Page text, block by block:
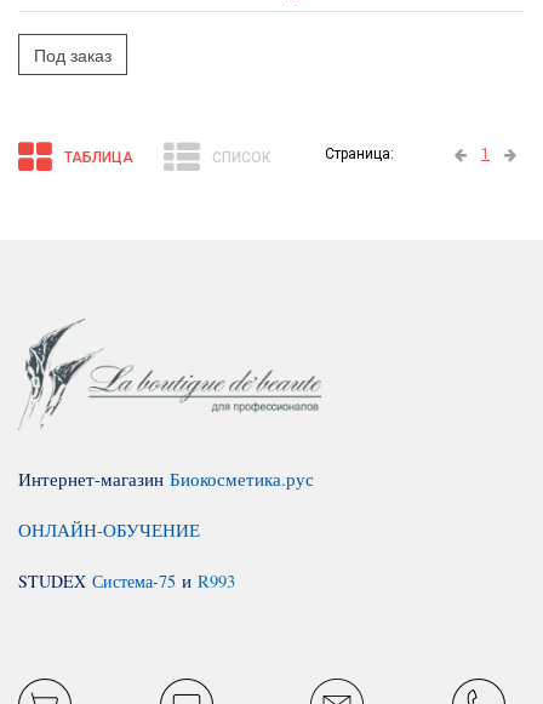
Под заказ
ТАБЛИЦА СПИСОК Страница: 1
Интернет-магазин Биокосметика.рус
ОНЛАЙН-ОБУЧЕНИЕ
STUDEX Система-75 и R993